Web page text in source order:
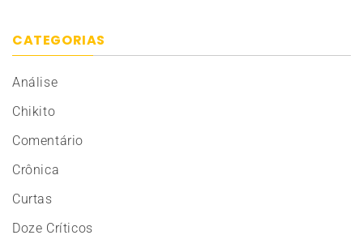
CATEGORIAS
Análise
Chikito
Comentário
Crônica
Curtas
Doze Críticos